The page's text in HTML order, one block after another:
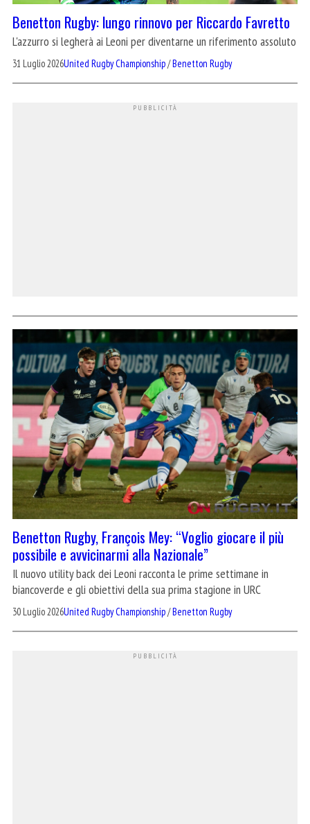
Benetton Rugby: lungo rinnovo per Riccardo Favretto
L'azzurro si legherà ai Leoni per diventarne un riferimento assoluto
31 Luglio 2026United Rugby Championship/Benetton Rugby
Benetton Rugby, François Mey: “Voglio giocare il più
possibile e avvicinarmi alla Nazionale”
Il nuovo utility back dei Leoni racconta le prime settimane in
biancoverde e gli obiettivi della sua prima stagione in URC
30 Luglio 2026United Rugby Championship/Benetton Rugby